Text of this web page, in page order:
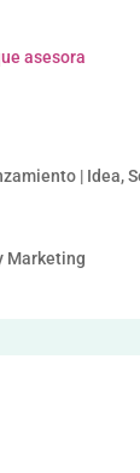
asesora
| Idea,
Marketing